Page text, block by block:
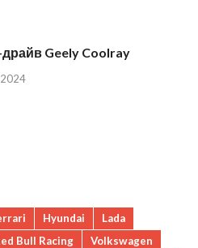
драйв Geely Coolray
Hyundai
Lada
Bull Racing
Volkswagen